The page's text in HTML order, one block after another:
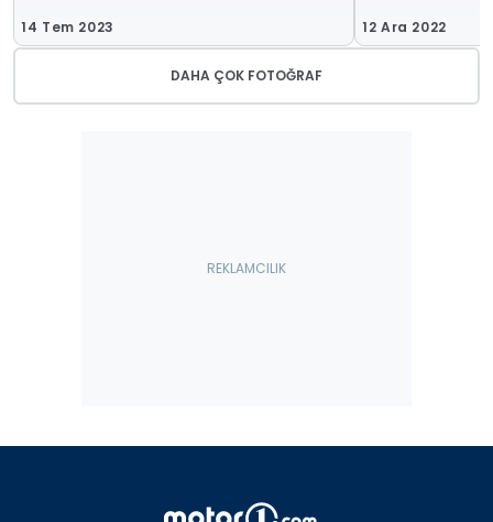
14 Tem 2023 12 Ara 2022
DAHA ÇOK FOTOĞRAF